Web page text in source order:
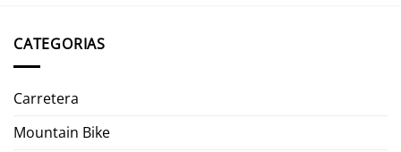
CATEGORIAS
Carretera
Mountain Bike